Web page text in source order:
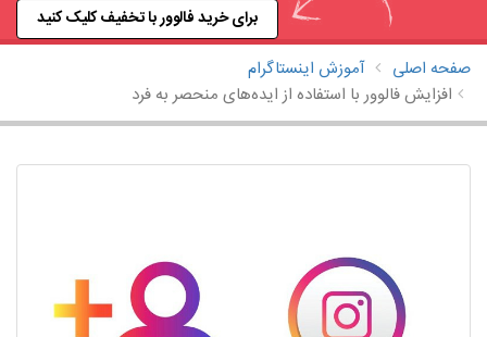
برای خرید فالوور با تخفیف کلیک کنید
صفحه اصلی
آموزش اینستاگرام
افزایش فالوور با استفاده از ایده‌های منحصر به فرد